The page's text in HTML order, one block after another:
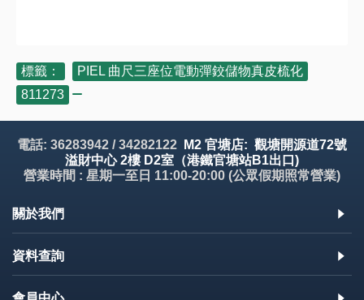
標籤： PIEL 曲尺三座位電動彈鉸儲物真皮梳化
811273
電話: 36283942 / 34282122
M2 官塘店: 觀塘開源道72號
溢財中心 2樓 D2室（港鐵官塘站B1出口)
營業時間 : 星期一至日 11:00-20:00 (公眾假期照常營業)
關於我們
資料查詢